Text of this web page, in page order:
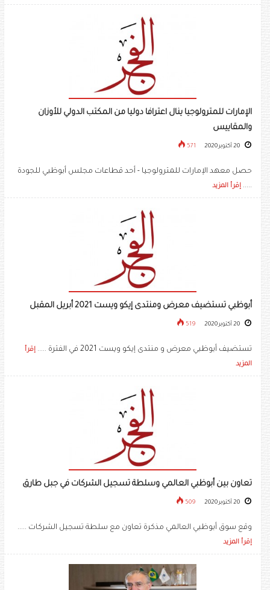
الإمارات للمترولوجيا ينال اعترافا دوليا من المكتب الدولي للأوزان
والمقاييس
571
حصل معهد الإمارات للمترولوجيا - أحد قطاعات مجلس أبوظبي للجودة
..... إقرأ المزيد
أبوظبي تستضيف معرض ومنتدى إيكو ويست 2021 أبريل المقبل
519
تستضيف أبوظبي معرض و منتدى إيكو ويست 2021 في الفترة .....
إقرأ
المزيد
تعاون بين أبوظبي العالمي وسلطة تسجيل الشركات في جبل طارق
509
وقع سوق أبوظبي العالمي مذكرة تعاون مع سلطة تسجيل الشركات .....
إقرأ المزيد